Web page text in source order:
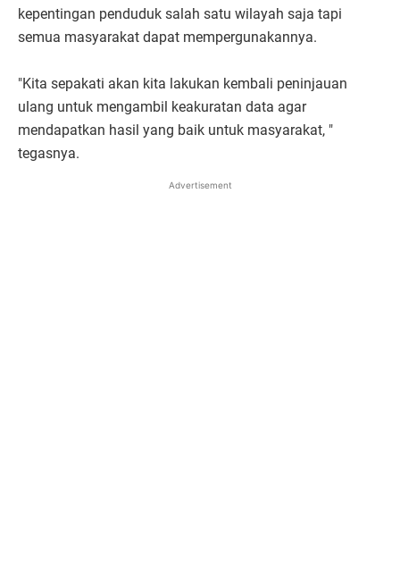
kepentingan penduduk salah satu wilayah saja tapi
semua masyarakat dapat mempergunakannya.
"Kita sepakati akan kita lakukan kembali peninjauan
ulang untuk mengambil keakuratan data agar
mendapatkan hasil yang baik untuk masyarakat, "
tegasnya.
Advertisement